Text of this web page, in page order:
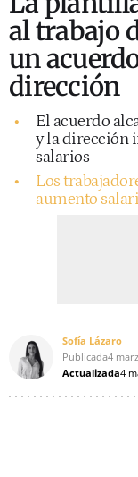
al trabajo
un
dirección
El acuerdo
y la dirección
salarios
Los
aumento
Sofía Lázaro
Publicada4
Actualizada4